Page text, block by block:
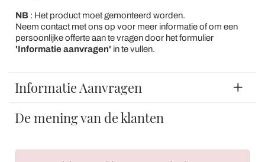
NB: Het product moet gemonteerd worden.
Neem contact met ons op voor meer informatie of om een
persoonlijke offerte aan te vragen door het formulier
'Informatie aanvragen' in te vullen.
Informatie Aanvragen
De mening van de klanten